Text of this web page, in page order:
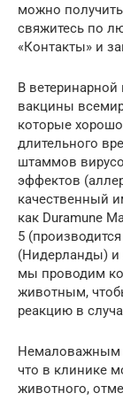
можно
свяжитесь по
«Контакты» и
В
вакцины
которые
длительного
штаммов
эффектов
качественный
как Duramune
5
(Нидерланды) и
мы проводим
животным,
реакцию в
Немаловажным
что в клинике
животного,